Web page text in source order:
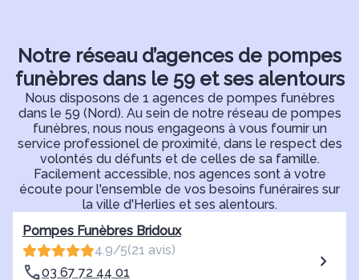
Notre réseau d’agences de pompes
funèbres dans le 59 et ses alentours
Nous disposons de 1 agences de pompes funèbres
dans le 59 (Nord). Au sein de notre réseau de pompes
funèbres, nous nous engageons à vous fournir un
service professionel de proximité, dans le respect des
volontés du défunts et de celles de sa famille.
Facilement accessible, nos agences sont à votre
écoute pour l'ensemble de vos besoins funéraires sur
la ville d'Herlies et ses alentours.
Pompes Funèbres Bridoux
4.9/5(21 avis)
03 67 72 44 01